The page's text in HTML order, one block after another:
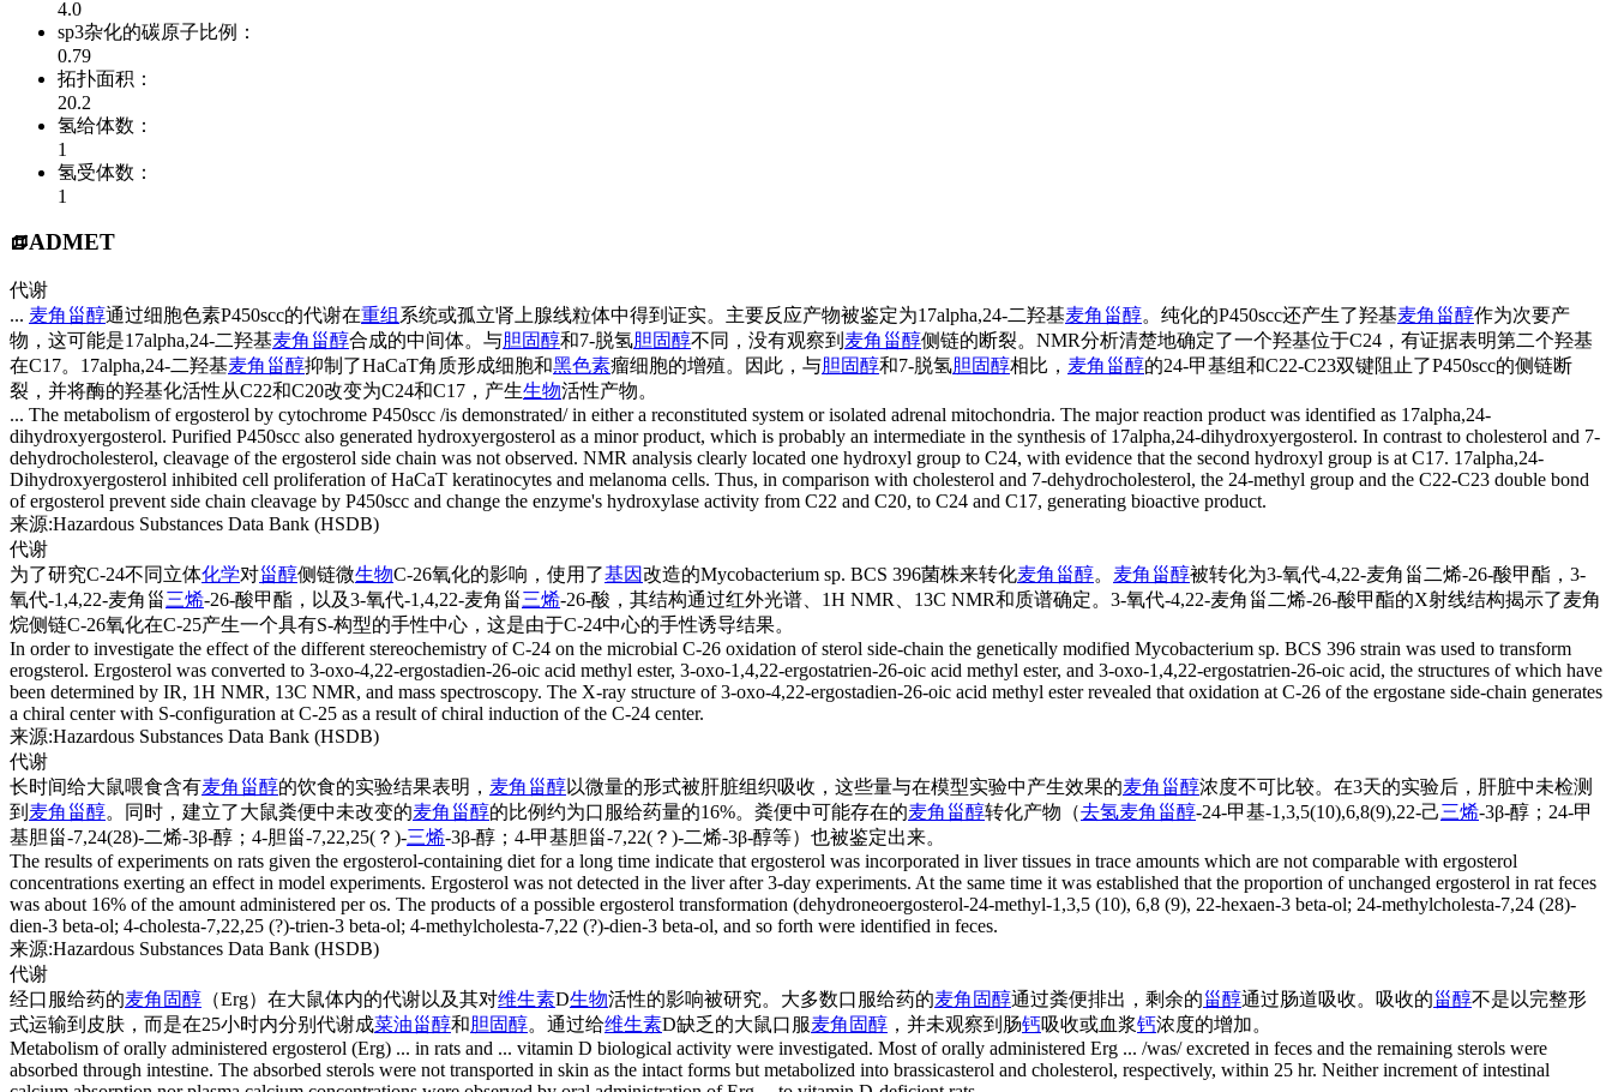
4.0
sp3杂化的碳原子比例：
0.79
拓扑面积：
20.2
氢给体数：
1
氢受体数：
1
ADMET
代谢
... 麦角甾醇通过细胞色素P450scc的代谢在重组 系统或孤立肾上腺线粒体中得到证实。主要反应产物被鉴定为17alpha,24-二羟基麦角甾醇。纯化的P450scc还产生了羟基麦角甾醇作为次要产
物，这可能是17alpha,24-二羟基麦角甾醇合成的中间体。与胆固醇和7-脱氢胆固醇不同，没有观察到 麦角甾醇侧链的断裂。NMR分析清楚地确定了一个羟基位于C24，有证据表明第二个羟基
在C17。17alpha,24-二羟基麦角甾醇抑制了HaCaT角质形成细胞和黑色素瘤细胞的增殖。因此，与胆固醇和7-脱氢胆固醇相比， 麦角甾醇的24-甲基组和C22-C23双键阻止了P450scc的侧链断
裂，并将酶的羟基化活性从C22和C20改变为C24和C17，产生生物活性产物。
... The metabolism of ergosterol by cytochrome P450scc /is demonstrated/ in either a reconstituted system or isolated adrenal mitochondria. The major reaction product was identified as 17alpha,24-
dihydroxyergosterol. Purified P450scc also generated hydroxyergosterol as a minor product, which is probably an intermediate in the synthesis of 17alpha,24-dihydroxyergosterol. In contrast to cholesterol and 7-
dehydrocholesterol, cleavage of the ergosterol side chain was not observed. NMR analysis clearly located one hydroxyl group to C24, with evidence that the second hydroxyl group is at C17. 17alpha,24-
Dihydroxyergosterol inhibited cell proliferation of HaCaT keratinocytes and melanoma cells. Thus, in comparison with cholesterol and 7-dehydrocholesterol, the 24-methyl group and the C22-C23 double bond
of ergosterol prevent side chain cleavage by P450scc and change the enzyme's hydroxylase activity from C22 and C20, to C24 and C17, generating bioactive product.
来源:Hazardous Substances Data Bank (HSDB)
代谢
为了研究C-24不同立体化学对甾醇侧链微生物C-26氧化的影响，使用了基因改造的Mycobacterium sp. BCS 396菌株来转化麦角甾醇。 麦角甾醇被转化为3-氧代-4,22-麦角甾二烯-26-酸甲酯，3-
氧代-1,4,22-麦角甾三烯-26-酸甲酯，以及3-氧代-1,4,22-麦角甾三烯-26-酸，其结构通过红外光谱、1H NMR、13C NMR和质谱确定。3-氧代-4,22-麦角甾二烯-26-酸甲酯的X射线结构揭示了麦角
烷侧链C-26氧化在C-25产生一个具有S-构型的手性中心，这是由于C-24中心的手性诱导结果。
In order to investigate the effect of the different stereochemistry of C-24 on the microbial C-26 oxidation of sterol side-chain the genetically modified Mycobacterium sp. BCS 396 strain was used to transform
erogsterol. Ergosterol was converted to 3-oxo-4,22-ergostadien-26-oic acid methyl ester, 3-oxo-1,4,22-ergostatrien-26-oic acid methyl ester, and 3-oxo-1,4,22-ergostatrien-26-oic acid, the structures of which have
been determined by IR, 1H NMR, 13C NMR, and mass spectroscopy. The X-ray structure of 3-oxo-4,22-ergostadien-26-oic acid methyl ester revealed that oxidation at C-26 of the ergostane side-chain generates
a chiral center with S-configuration at C-25 as a result of chiral induction of the C-24 center.
来源:Hazardous Substances Data Bank (HSDB)
代谢
长时间给大鼠喂食含有麦角甾醇的饮食的实验结果表明， 麦角甾醇以微量的形式被肝脏组织吸收，这些量与在模型实验中产生效果的麦角甾醇浓度不可比较。在3天的实验后，肝脏中未检测
到 麦角甾醇。同时，建立了大鼠粪便中未改变的麦角甾醇的比例约为口服给药量的16%。粪便中可能存在的麦角甾醇转化产物（去氢麦角甾醇-24-甲基-1,3,5(10),6,8(9),22-己三烯-3β-醇；24-甲
基胆甾-7,24(28)-二烯-3β-醇；4-胆甾-7,22,25(？)-三烯-3β-醇；4-甲基胆甾-7,22(？)-二烯-3β-醇等）也被鉴定出来。
The results of experiments on rats given the ergosterol-containing diet for a long time indicate that ergosterol was incorporated in liver tissues in trace amounts which are not comparable with ergosterol
concentrations exerting an effect in model experiments. Ergosterol was not detected in the liver after 3-day experiments. At the same time it was established that the proportion of unchanged ergosterol in rat feces
was about 16% of the amount administered per os. The products of a possible ergosterol transformation (dehydroneoergosterol-24-methyl-1,3,5 (10), 6,8 (9), 22-hexaen-3 beta-ol; 24-methylcholesta-7,24 (28)-
dien-3 beta-ol; 4-cholesta-7,22,25 (?)-trien-3 beta-ol; 4-methylcholesta-7,22 (?)-dien-3 beta-ol, and so forth were identified in feces.
来源:Hazardous Substances Data Bank (HSDB)
代谢
经口服给药的麦角固醇 （Erg）在大鼠体内的代谢以及其对维生素D生物活性的影响被研究。大多数口服给药的麦角固醇通过粪便排出，剩余的甾醇通过肠道吸收。吸收的甾醇不是以完整形
式运输到皮肤，而是在25小时内分别代谢成菜油甾醇和胆固醇。通过给维生素D缺乏的大鼠口服麦角固醇 ，并未观察到肠钙吸收或血浆钙浓度的增加。
Metabolism of orally administered ergosterol (Erg) ... in rats and ... vitamin D biological activity were investigated. Most of orally administered Erg ... /was/ excreted in feces and the remaining sterols were
absorbed through intestine. The absorbed sterols were not transported in skin as the intact forms but metabolized into brassicasterol and cholesterol, respectively, within 25 hr. Neither increment of intestinal